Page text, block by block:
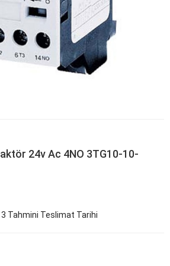
24v Ac 4NO 3TG10-10-
3 Tahmini Teslimat Tarihi